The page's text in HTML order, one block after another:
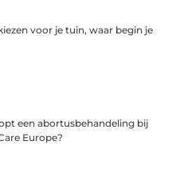
voor je tuin, waar begin je
een abortusbehandeling bij
Europe?